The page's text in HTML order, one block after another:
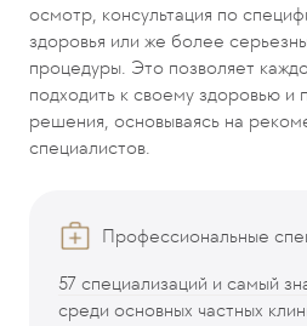
осмотр, консультация по
здоровья или же более
процедуры. Это позволяет
подходить к своему здоровью и
решения, основываясь на
специалистов.
Профессиональные
57 специализаций и самый
среди основных частных